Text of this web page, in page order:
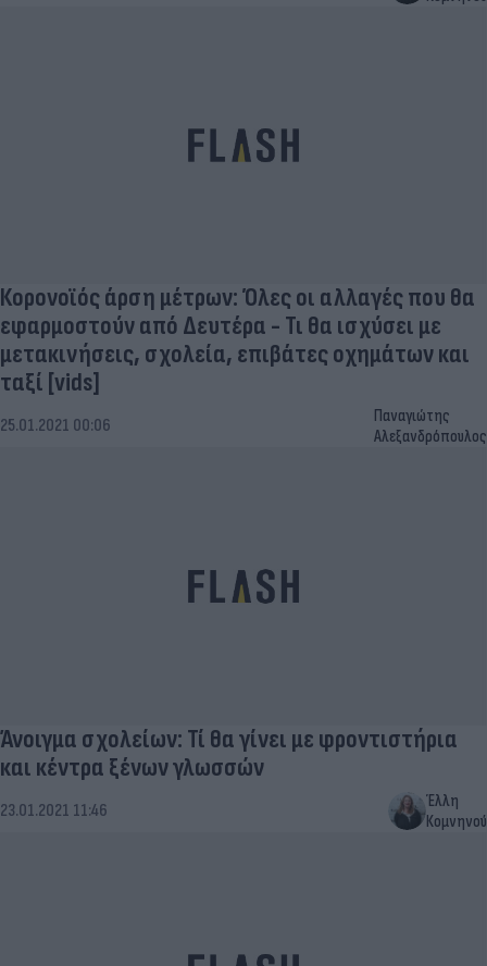
Κορονοϊός άρση μέτρων: Όλες οι αλλαγές που θα
εφαρμοστούν από Δευτέρα - Τι θα ισχύσει με
μετακινήσεις, σχολεία, επιβάτες οχημάτων και
ταξί [vids]
25.01.2021 00:06
Παναγιώτης
Αλεξανδρόπουλος
Άνοιγμα σχολείων: Τί θα γίνει με φροντιστήρια
και κέντρα ξένων γλωσσών
23.01.2021 11:46
Έλλη
Κομνηνού